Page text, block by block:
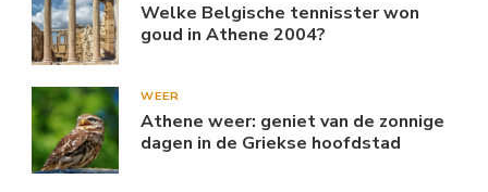
Welke Belgische tennisster won
goud in Athene 2004?
WEER
Athene weer: geniet van de zonnige
dagen in de Griekse hoofdstad